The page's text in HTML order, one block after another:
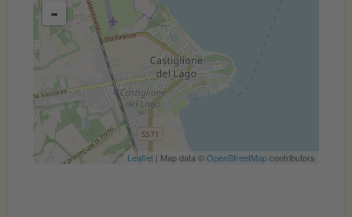
-
Leaflet | Map data ©OpenStreetMapcontributors